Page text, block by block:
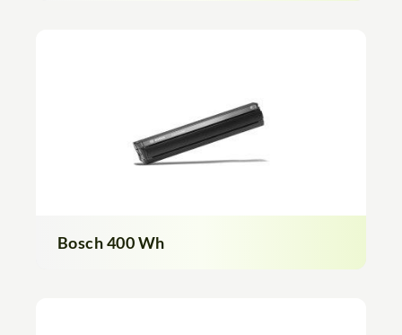
Bosch 400 Wh